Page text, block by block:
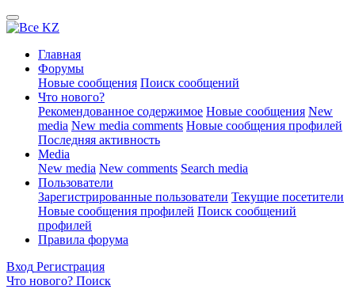
Главная
Форумы
Новые сообщения Поиск сообщений
Что нового?
Рекомендованное содержимое Новые сообщения New
media New media comments Новые сообщения профилей
Последняя активность
Media
New media New comments Search media
Пользователи
Зарегистрированные пользователи Текущие посетители
Новые сообщения профилей Поиск сообщений
профилей
Правила форума
Вход Регистрация
Что нового? Поиск